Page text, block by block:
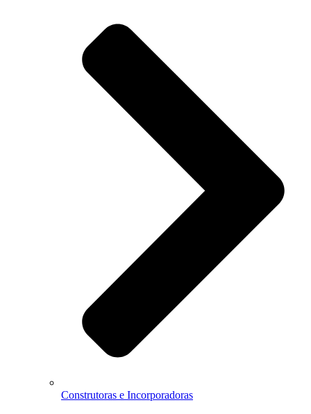
Construtoras e Incorporadoras